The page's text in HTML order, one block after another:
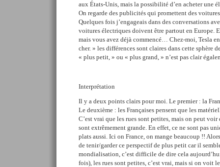
aux États-Unis, mais la possibilité d’en acheter une
On regarde des publicités qui promettent des
Quelques fois j’engageais dans des conversations
voitures électriques doivent être partout en Europe.
mais vous avez déjà commencé… Chez-moi, Tesla
cher. » les différences sont claires dans cette sphère
« plus petit, » ou « plus grand, » n’est pas clair
Interprétation
Il y a deux points clairs pour moi. Le premier : la
Le deuxième : les Françaises pensent que les
C’est vrai que les rues sont petites, mais on peut
sont extrêmement grande. En effet, ce ne sont pas
plats aussi. Ici on France, on mange beaucoup !!
de tenir/garder ce perspectif de plus petit car il
mondialisation, c’est difficile de dire cela
fois), les rues sont petites, c’est vrai, mais si on voit